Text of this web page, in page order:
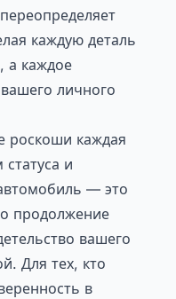
каждую деталь
а каждое
личного
роскоши каждая
и
— это
продолжение
вашего
Для тех, кто
в